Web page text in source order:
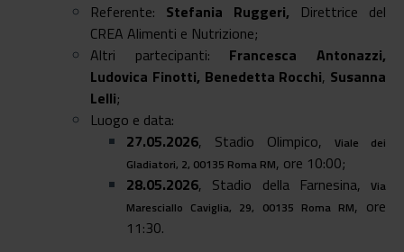
Referente: Stefania Ruggeri, Direttrice del
CREA Alimenti e Nutrizione;
Altri partecipanti: Francesca Antonazzi,
Ludovica Finotti, Benedetta Rocchi, Susanna
Lelli;
Luogo e data:
27.05.2026, Stadio Olimpico,
Viale dei
Gladiatori, 2, 00135 Roma RM, ore 10:00;
28.05.2026, Stadio della Farnesina,
Via
Maresciallo Caviglia, 29, 00135 Roma RM, ore
11:30.